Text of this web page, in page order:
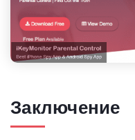
Заключение